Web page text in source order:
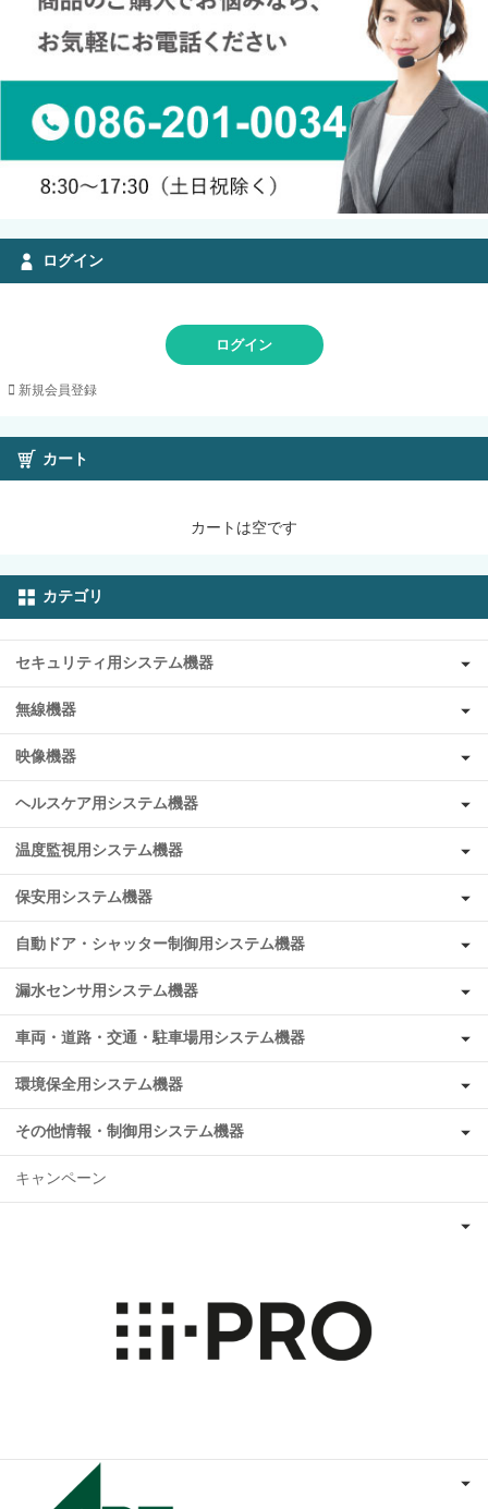
ログイン
ログイン
新規会員登録
カート
カートは空です
カテゴリ
セキュリティ用システム機器
無線機器
映像機器
ヘルスケア用システム機器
温度監視用システム機器
保安用システム機器
自動ドア・シャッター制御用システム機器
漏水センサ用システム機器
車両・道路・交通・駐車場用システム機器
環境保全用システム機器
その他情報・制御用システム機器
キャンペーン